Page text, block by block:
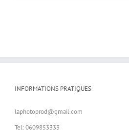
INFORMATIONS PRATIQUES
laphotoprod@gmail.com
Tel: 0609853333